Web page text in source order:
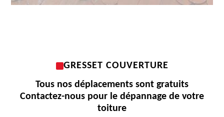
GRESSET COUVERTURE
Tous nos déplacements sont gratuits
Contactez-nous pour le dépannage de votre
toiture